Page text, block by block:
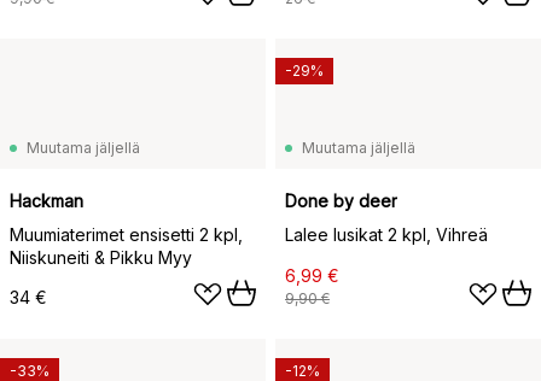
Muutama jäljellä
Hackman
Muumiaterimet ensisetti 2 kpl,
Niiskuneiti & Pikku Myy
34 €
Muutama jäljellä
Done by deer
Lalee lusikat 2 kpl, Vihreä
6,99 €
9,90 €
-29%
-33% -12%